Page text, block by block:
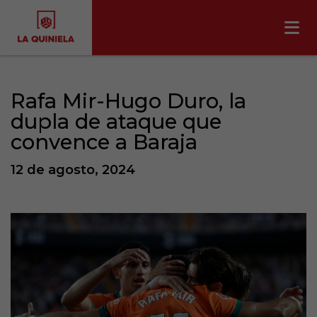
Rafa Mir-Hugo Duro, la
dupla de ataque que
convence a Baraja
12 de agosto, 2024